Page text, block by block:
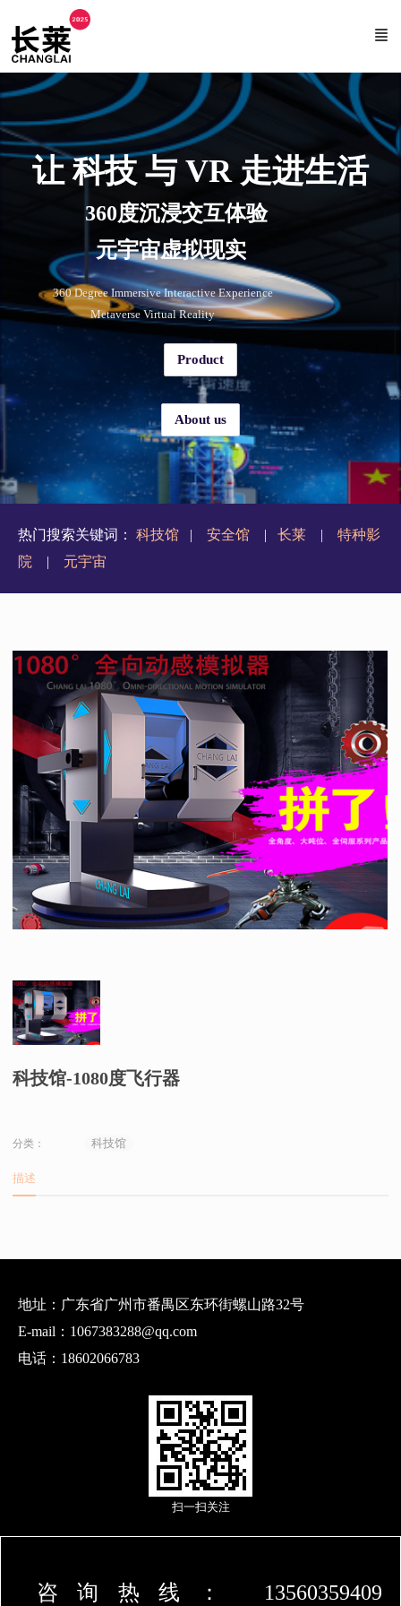
让 科技 与 VR 走进生活
360度沉浸交互体验
元宇宙虚拟现实
360 Degree Immersive Interactive Experience
Metaverse Virtual Reality
Product
About us
热门搜索关键词： 科技馆 | 安全馆 | 长莱 | 特种影
院 | 元宇宙
科技馆-1080度飞行器
分类： 科技馆
描述
地址：广东省广州市番禺区东环街螺山路32号
E-mail：1067383288@qq.com
电话：18602066783
扫一扫关注
咨询热线： 13560359409